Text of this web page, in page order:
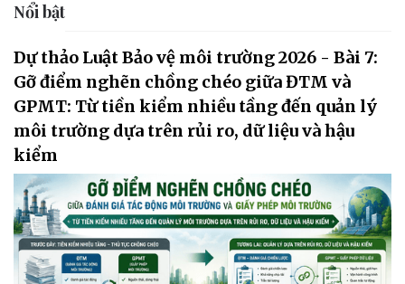
Nổi bật
Dự thảo Luật Bảo vệ môi trường 2026 - Bài 7:
Gỡ điểm nghẽn chồng chéo giữa ĐTM và
GPMT: Từ tiền kiểm nhiều tầng đến quản lý
môi trường dựa trên rủi ro, dữ liệu và hậu
kiểm